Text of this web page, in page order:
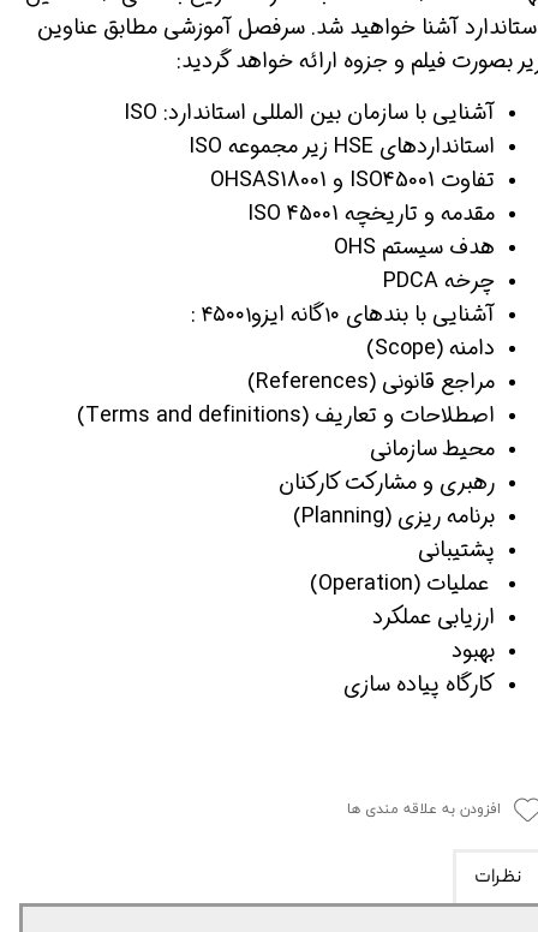
آشنا خواهید شد. سرفصل آموزشی مطابق عناوین
بصورت فیلم و جزوه ارائه خواهد گردید:
آشنایی با سازمان بین المللی استاندارد: ISO
استانداردهای HSE زیر مجموعه ISO
تفاوت ISO45001 و OHSAS18001
مقدمه و تاریخچه ISO 45001
هدف سیستم OHS
چرخه PDCA
آشنایی با بندهای ۱۰گانه ایزو۴۵۰۰۱ :
دامنه (Scope)
مراجع قانونی (References)
اصطلاحات و تعاریف (Terms and definitions)
محیط سازمانی
رهبری و مشارکت کارکنان
برنامه ریزی (Planning)
پشتیبانی
عملیات (Operation)
ارزیابی عملکرد
بهبود
کارگاه پیاده سازی
افزودن به علاقه مندی ها
نظرات